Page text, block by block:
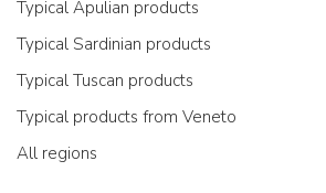
Typical Apulian products
Typical Sardinian products
Typical Tuscan products
Typical products from Veneto
All regions